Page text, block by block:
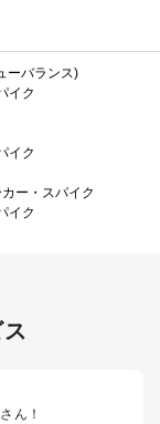
ーバランス)
イク
イク
ー・スパイク
イク
ん！